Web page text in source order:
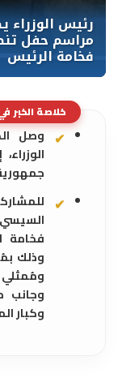
خلاصة الخبر
وصل
فخامة
وذلك
ومُمثلي
وجانب
وكبار